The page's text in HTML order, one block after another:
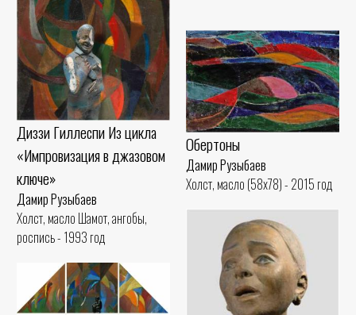
Диззи Гиллеспи Из цикла
«Импровизация в джазовом
ключе»
Дамир Рузыбаев
Холст, масло Шамот, ангобы,
роспись - 1993 год
Обертоны
Дамир Рузыбаев
Холст, масло (58x78) - 2015 год